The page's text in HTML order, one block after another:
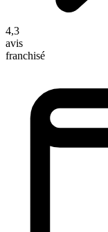
4,3
avis
franchisé